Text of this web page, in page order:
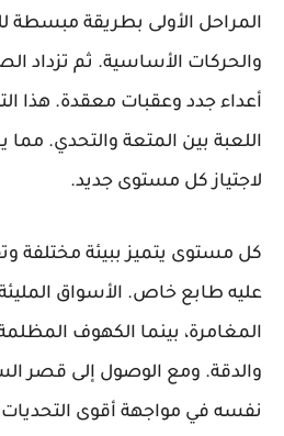
المراحل الأولى بطريقة مبسطة
والحركات الأساسية. ثم تزداد
أعداء جدد وعقبات معقدة. هذا
اللعبة بين المتعة والتحدي.
لاجتياز كل مستوى جديد.
كل مستوى يتميز ببيئة مختلفة
عليه طابع خاص. الأسواق
المغامرة، بينما الكهوف المظلمة
والدقة. ومع الوصول إلى قصر
نفسه في مواجهة أقوى التحديات.